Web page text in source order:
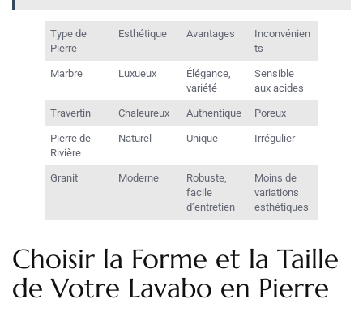
Type de
Pierre
Esthétique Avantages
Inconvénien
ts
Marbre Luxueux
Élégance,
variété
Sensible
aux acides
Travertin Chaleureux Authentique Poreux
Pierre de
Rivière
Naturel Unique Irrégulier
Granit Moderne
Robuste,
facile
d’entretien
Moins de
variations
esthétiques
Choisir la Forme et la Taille
de Votre Lavabo en Pierre